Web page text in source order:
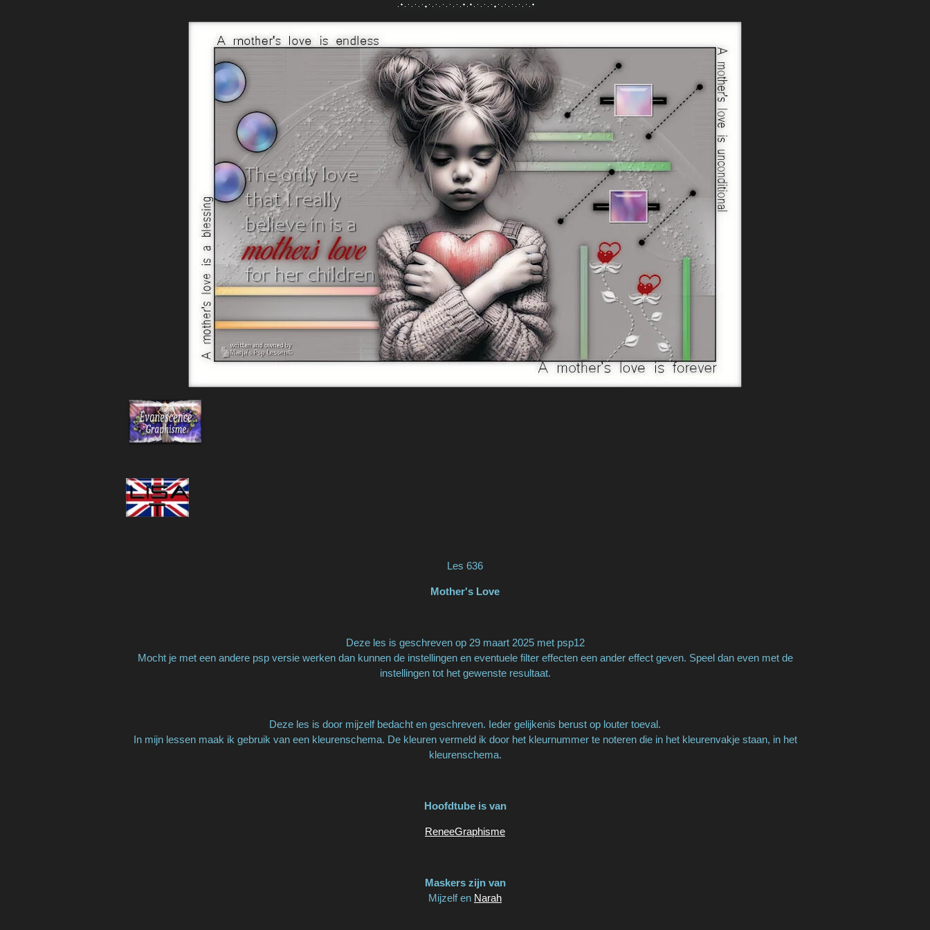
Les 636
Mother's Love
Deze les is geschreven op 29 maart 2025 met psp12
Mocht je met een andere psp versie werken dan kunnen de instellingen en eventuele filter effecten een ander effect geven. Speel dan even met de
instellingen tot het gewenste resultaat.
Deze les is door mijzelf bedacht en geschreven. Ieder gelijkenis berust op louter toeval.
In mijn lessen maak ik gebruik van een kleurenschema. De kleuren vermeld ik door het kleurnummer te noteren die in het kleurenvakje staan, in het
kleurenschema.
Hoofdtube is van
ReneeGraphisme
Maskers zijn van
Mijzelf en Narah